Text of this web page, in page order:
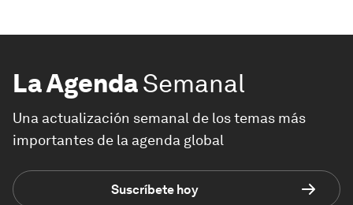
La AgendaSemanal
Una actualización semanal de los temas más
importantes de la agenda global
Suscríbete hoy